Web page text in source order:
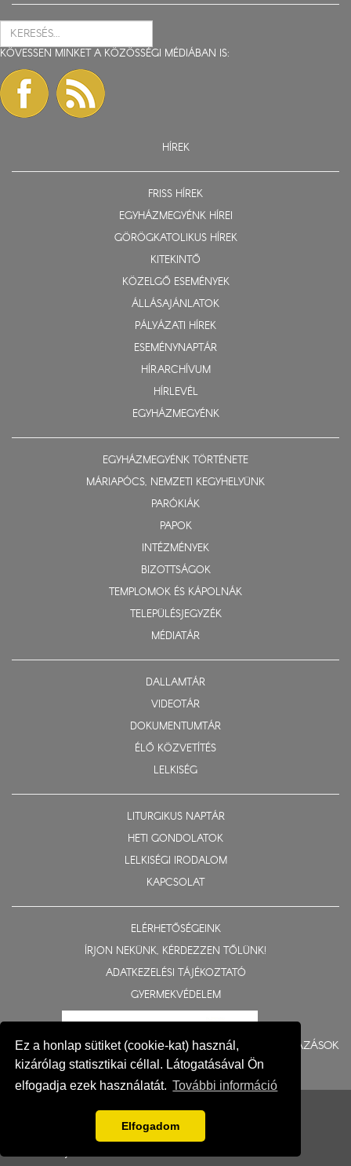
Ez a honlap sütiket (cookie-kat) használ,
kizárólag statisztikai céllal. Látogatásával Ön
elfogadja ezek használatát. További információ
Elfogadom
KÖVESSEN MINKET A KÖZÖSSÉGI MÉDIÁBAN IS:
HÍREK
FRISS HÍREK
EGYHÁZMEGYÉNK HÍREI
GÖRÖGKATOLIKUS HÍREK
KITEKINTŐ
KÖZELGŐ ESEMÉNYEK
ÁLLÁSAJÁNLATOK
PÁLYÁZATI HÍREK
ESEMÉNYNAPTÁR
HÍRARCHÍVUM
HÍRLEVÉL
EGYHÁZMEGYÉNK
EGYHÁZMEGYÉNK TÖRTÉNETE
MÁRIAPÓCS, NEMZETI KEGYHELYÜNK
PARÓKIÁK
PAPOK
INTÉZMÉNYEK
BIZOTTSÁGOK
TEMPLOMOK ÉS KÁPOLNÁK
TELEPÜLÉSJEGYZÉK
MÉDIATÁR
DALLAMTÁR
VIDEOTÁR
DOKUMENTUMTÁR
ÉLŐ KÖZVETÍTÉS
LELKISÉG
LITURGIKUS NAPTÁR
HETI GONDOLATOK
LELKISÉGI IRODALOM
KAPCSOLAT
ELÉRHETŐSÉGEINK
ÍRJON NEKÜNK, KÉRDEZZEN TŐLÜNK!
ADATKEZELÉSI TÁJÉKOZTATÓ
GYERMEKVÉDELEM
BERUHÁZÁSOK
Impresszum
Fejlesztés: Gerner Attila, Zadubenszki Norbert